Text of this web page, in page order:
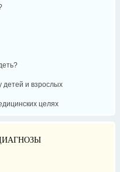
детей и взрослых
целях